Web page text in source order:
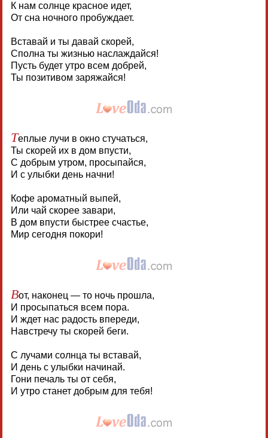
К нам солнце красное идет,
От сна ночного пробуждает.
Вставай и ты давай скорей,
Сполна ты жизнью наслаждайся!
Пусть будет утро всем добрей,
Ты позитивом заряжайся!
Теплые лучи в окно стучаться,
Ты скорей их в дом впусти,
С добрым утром, просыпайся,
И с улыбки день начни!
Кофе ароматный выпей,
Или чай скорее завари,
В дом впусти быстрее счастье,
Мир сегодня покори!
Вот, наконец — то ночь прошла,
И просыпаться всем пора.
И ждет нас радость впереди,
Навстречу ты скорей беги.
С лучами солнца ты вставай,
И день с улыбки начинай.
Гони печаль ты от себя,
И утро станет добрым для тебя!